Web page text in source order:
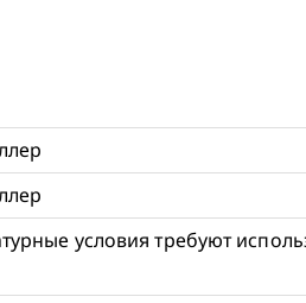
условия требуют